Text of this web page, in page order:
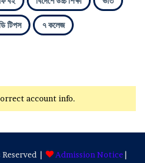
টিপস ৭ কলেজ
account info.
| Admission Notice|